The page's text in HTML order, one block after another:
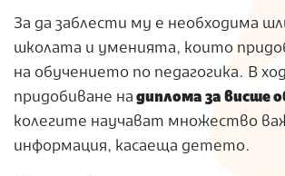
За да заблести му е необходима
школата и уменията, които
на обучението по педагогика. В
придобиване на диплома за висше
колегите научават множество
информация, касаеща детето.